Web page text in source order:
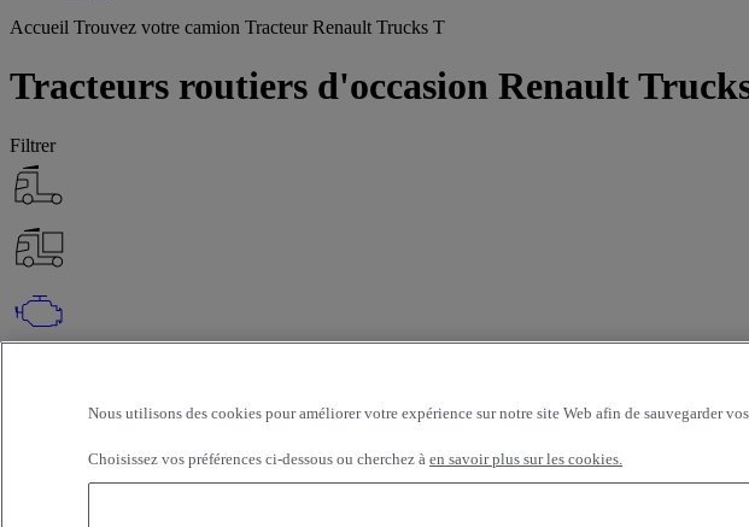
Accueil Trouvez votre camion Tracteur Renault Trucks T
Tracteurs routiers d'occasion Renault
Filtrer
Sélection (104)
Nous utilisons des cookies pour améliorer votre expérience sur notre site Web afin de sauvegarder
Choisissez vos préférences ci-dessous ou cherchez à en savoir plus sur les cookies.